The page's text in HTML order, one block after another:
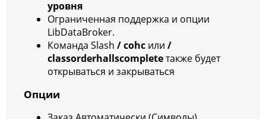
уровня
Ограниченная поддержка и опции
LibDataBroker.
Команда Slash / cohc или /
classorderhallscompleteтакже будет
открываться и закрываться
Опции